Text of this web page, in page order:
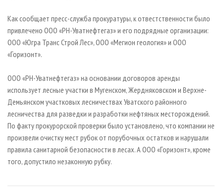
ИНСТРУМЕНТ И МАТЕРИАЛЫ
БИБЛИОТЕКА СПЕЦИАЛИСТА
Как сообщает пресс-служба прокуратуры, к отвестственности было
привлечено ООО «РН-Уватнефтегаз» и его подрядные организации:
ООО «Югра Транс Строй Лес», ООО «Мегион геология» и ООО
«Горизонт».
ООО «РН-Уватнефтегаз» на основании договоров аренды
использует лесные участки в Мугенском, Жердняковском и Верхне-
Демьянском участковых лесничествах Уватского районного
лесничества для разведки и разработки нефтяных месторождений.
По факту прокурорской проверки было установлено, что компании не
произвели очистку мест рубок от порубочных остатков и нарушали
правила санитарной безопасности в лесах. А ООО «Горизонт», кроме
того, допустило незаконную рубку.